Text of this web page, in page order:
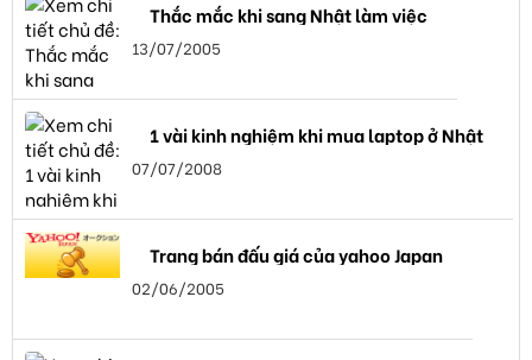
Thắc mắc khi sang Nhật làm việc
13/07/2005
1 vài kinh nghiệm khi mua laptop ở Nhật
07/07/2008
Trang bán đấu giá của yahoo Japan
02/06/2005